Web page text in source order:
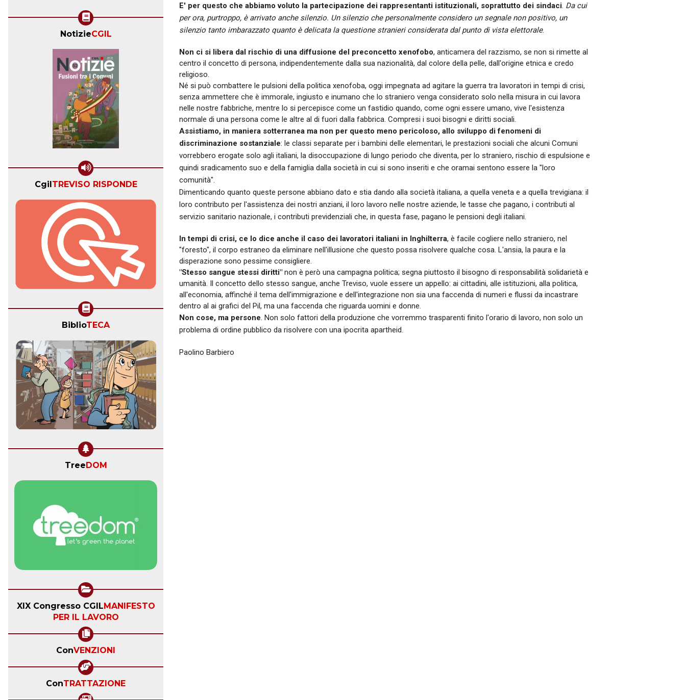
E' per questo che abbiamo voluto la partecipazione dei rappresentanti istituzionali, soprattutto dei sindaci. Da cui
per ora, purtroppo, è arrivato anche silenzio. Un silenzio che personalmente considero un segnale non positivo, un
silenzio tanto imbarazzato quanto è delicata la questione stranieri considerata dal punto di vista elettorale.
Non ci si libera dal rischio di una diffusione del preconcetto xenofobo, anticamera del razzismo, se non si rimette al
centro il concetto di persona, indipendentemente dalla sua nazionalità, dal colore della pelle, dall'origine etnica e credo
religioso.
Né si può combattere le pulsioni della politica xenofoba, oggi impegnata ad agitare la guerra tra lavoratori in tempi di crisi,
senza ammettere che è immorale, ingiusto e inumano che lo straniero venga considerato solo nella misura in cui lavora
nelle nostre fabbriche, mentre lo si percepisce come un fastidio quando, come ogni essere umano, vive l'esistenza
normale di una persona come le altre al di fuori dalla fabbrica. Compresi i suoi bisogni e diritti sociali.
Assistiamo, in maniera sotterranea ma non per questo meno pericoloso, allo sviluppo di fenomeni di
discriminazione sostanziale: le classi separate per i bambini delle elementari, le prestazioni sociali che alcuni Comuni
vorrebbero erogate solo agli italiani, la disoccupazione di lungo periodo che diventa, per lo straniero, rischio di espulsione e
quindi sradicamento suo e della famiglia dalla società in cui si sono inseriti e che oramai sentono essere la "loro
comunità".
Dimenticando quanto queste persone abbiano dato e stia dando alla società italiana, a quella veneta e a quella trevigiana: il
loro contributo per l'assistenza dei nostri anziani, il loro lavoro nelle nostre aziende, le tasse che pagano, i contributi al
servizio sanitario nazionale, i contributi previdenziali che, in questa fase, pagano le pensioni degli italiani.
In tempi di crisi, ce lo dice anche il caso dei lavoratori italiani in Inghilterra, è facile cogliere nello straniero, nel
"foresto", il corpo estraneo da eliminare nell'illusione che questo possa risolvere qualche cosa. L'ansia, la paura e la
disperazione sono pessime consigliere.
"Stesso sangue stessi diritti" non è però una campagna politica; segna piuttosto il bisogno di responsabilità solidarietà e
umanità. Il concetto dello stesso sangue, anche Treviso, vuole essere un appello: ai cittadini, alle istituzioni, alla politica,
all'economia, affinché il tema dell'immigrazione e dell'integrazione non sia una faccenda di numeri e flussi da incastrare
dentro al ai grafici del Pil, ma una faccenda che riguarda uomini e donne.
Non cose, ma persone . Non solo fattori della produzione che vorremmo trasparenti finito l'orario di lavoro, non solo un
problema di ordine pubblico da risolvere con una ipocrita apartheid.
Paolino Barbiero
NotizieCGIL
CgilTREVISO RISPONDE
BiblioTECA
TreeDOM
XIX Congresso CGILMANIFESTO
PER IL LAVORO
ConVENZIONI
ConTRATTAZIONE